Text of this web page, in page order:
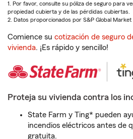
1. Por favor, consulte su póliza de seguro para
propiedad cubierta y de las pérdidas cubiertas.
2. Datos proporcionados por S&P Global Market
Comience su cotización de seguro
vivienda. ¡Es rápido y sencillo!
Proteja su vivienda contra los
State Farm y Ting* pueden
incendios eléctricos antes de
gratuita.